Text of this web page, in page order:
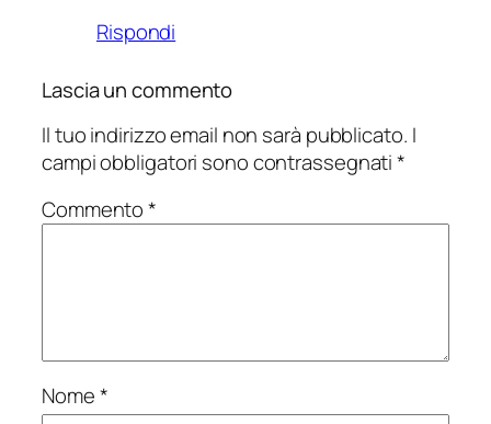
Rispondi
Lascia un commento
Il tuo indirizzo email non sarà pubblicato. I
campi obbligatori sono contrassegnati*
Commento*
Nome*